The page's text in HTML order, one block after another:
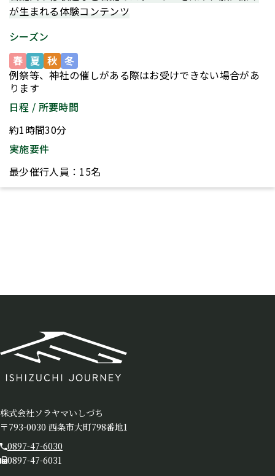
が生まれる体験コンテンツ
シーズン
春 夏 秋 冬
例祭等、神社の催しがある際はお受けできない場合があ
ります
日程 / 所要時間
約1時間30分
実施要件
最少催行人員：15名
株式会社ソラヤマいしづち
〒793-0030 西条市大町798番地1
0897-47-6030
0897-47-6031